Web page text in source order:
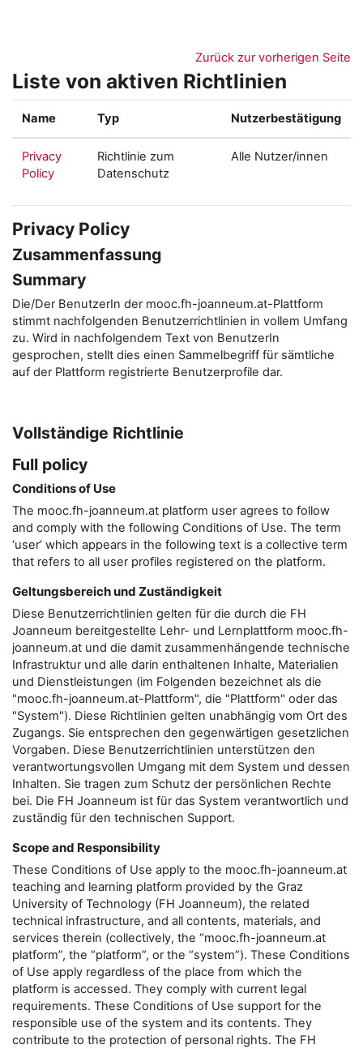
Zurück zur vorherigen Seite
Liste von aktiven Richtlinien
Name Typ Nutzerbestätigung
Privacy
Policy
Richtlinie zum
Datenschutz
Alle Nutzer/innen
Privacy Policy
Zusammenfassung
Summary
Die/Der BenutzerIn der mooc.fh-joanneum.at-Plattform
stimmt nachfolgenden Benutzerrichtlinien in vollem Umfang
zu. Wird in nachfolgendem Text von BenutzerIn
gesprochen, stellt dies einen Sammelbegriff für sämtliche
auf der Plattform registrierte Benutzerprofile dar.
Vollständige Richtlinie
Full policy
Conditions of Use
The mooc.fh-joanneum.at platform user agrees to follow
and comply with the following Conditions of Use. The term
‘user’ which appears in the following text is a collective term
that refers to all user profiles registered on the platform.
Geltungsbereich und Zuständigkeit
Diese Benutzerrichtlinien gelten für die durch die FH
Joanneum bereitgestellte Lehr- und Lernplattform mooc.fh-
joanneum.at und die damit zusammenhängende technische
Infrastruktur und alle darin enthaltenen Inhalte, Materialien
und Dienstleistungen (im Folgenden bezeichnet als die
"mooc.fh-joanneum.at-Plattform", die "Plattform" oder das
"System"). Diese Richtlinien gelten unabhängig vom Ort des
Zugangs. Sie entsprechen den gegenwärtigen gesetzlichen
Vorgaben. Diese Benutzerrichtlinien unterstützen den
verantwortungsvollen Umgang mit dem System und dessen
Inhalten. Sie tragen zum Schutz der persönlichen Rechte
bei. Die FH Joanneum ist für das System verantwortlich und
zuständig für den technischen Support.
Scope and Responsibility
These Conditions of Use apply to the mooc.fh-joanneum.at
teaching and learning platform provided by the Graz
University of Technology (FH Joanneum), the related
technical infrastructure, and all contents, materials, and
services therein (collectively, the “mooc.fh-joanneum.at
platform”, the “platform”, or the “system”). These Conditions
of Use apply regardless of the place from which the
platform is accessed. They comply with current legal
requirements. These Conditions of Use support for the
responsible use of the system and its contents. They
contribute to the protection of personal rights. The FH